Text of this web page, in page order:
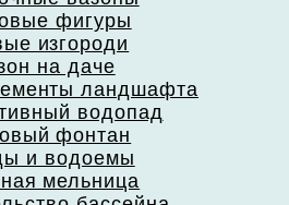
фигуры
изгороди
на даче
ландшафта
водопад
фонтан
и водоемы
мельница